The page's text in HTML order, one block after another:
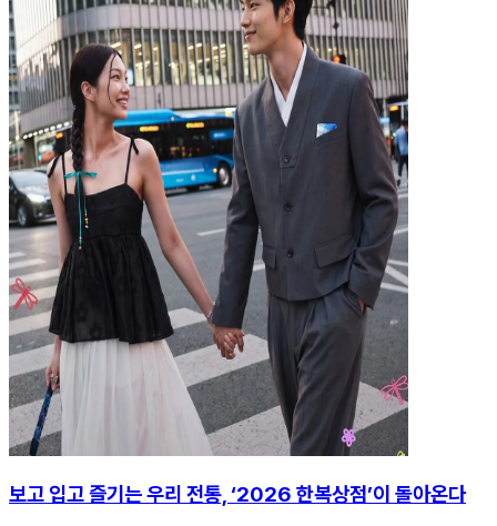
보고 입고 즐기는 우리 전통, ‘2026 한복상점’이 돌아온다